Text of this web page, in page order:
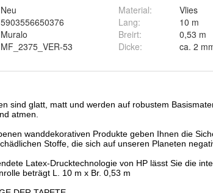
Neu
5903556650376
Muralo
MF_2375_VER-53
Material:
Vlies
Lang:
10 m
Breirt:
0,53 m
Dicke: ca. 2